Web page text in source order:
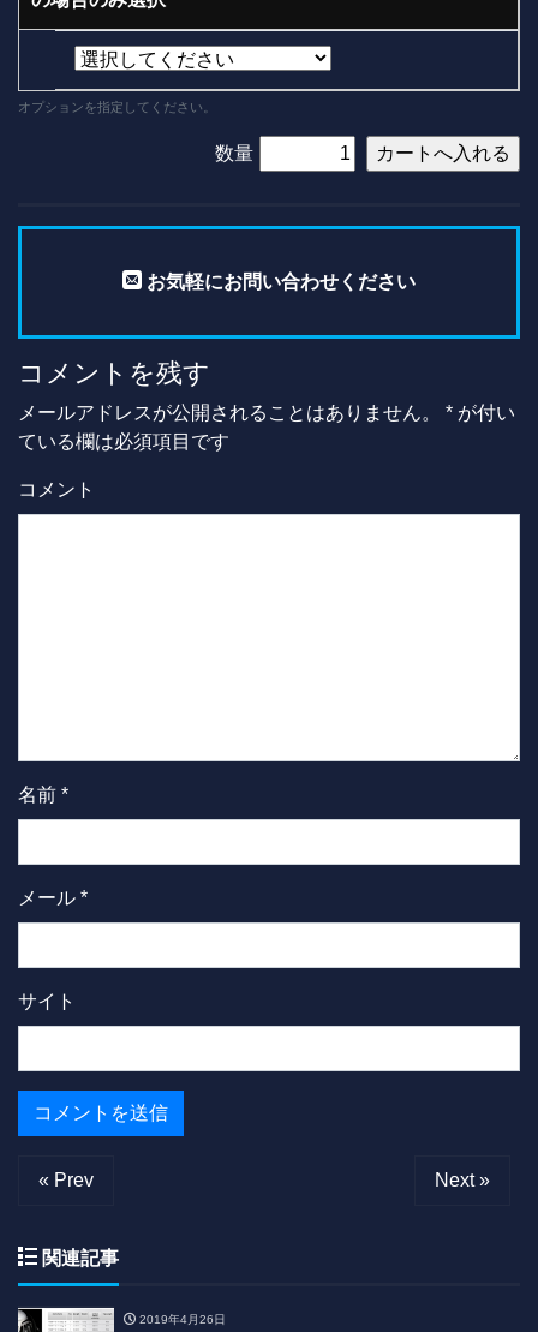
オプションを指定してください。
数量
お気軽にお問い合わせください
コメントを残す
メールアドレスが公開されることはありません。 * が付い
ている欄は必須項目です
コメント
名前 *
メール *
サイト
« Prev Next »
関連記事
2019年4月26日